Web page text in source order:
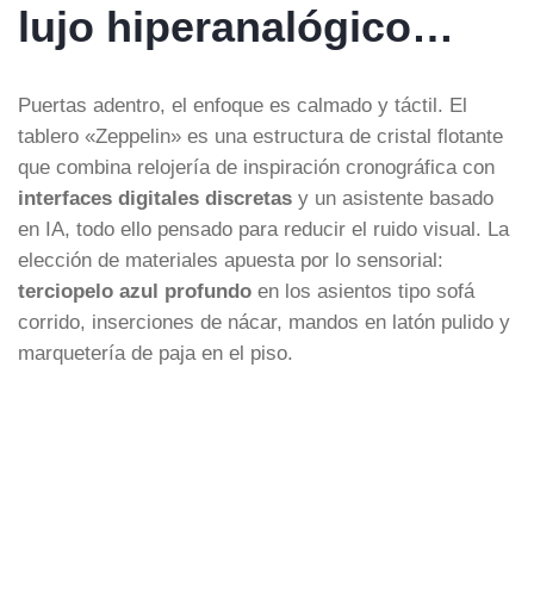
lujo hiperanalógico…
Puertas adentro, el enfoque es calmado y táctil. El
tablero «Zeppelin» es una estructura de cristal flotante
que combina relojería de inspiración cronográfica con
interfaces digitales discretas y un asistente basado
en IA, todo ello pensado para reducir el ruido visual. La
elección de materiales apuesta por lo sensorial:
terciopelo azul profundo en los asientos tipo sofá
corrido, inserciones de nácar, mandos en latón pulido y
marquetería de paja en el piso.